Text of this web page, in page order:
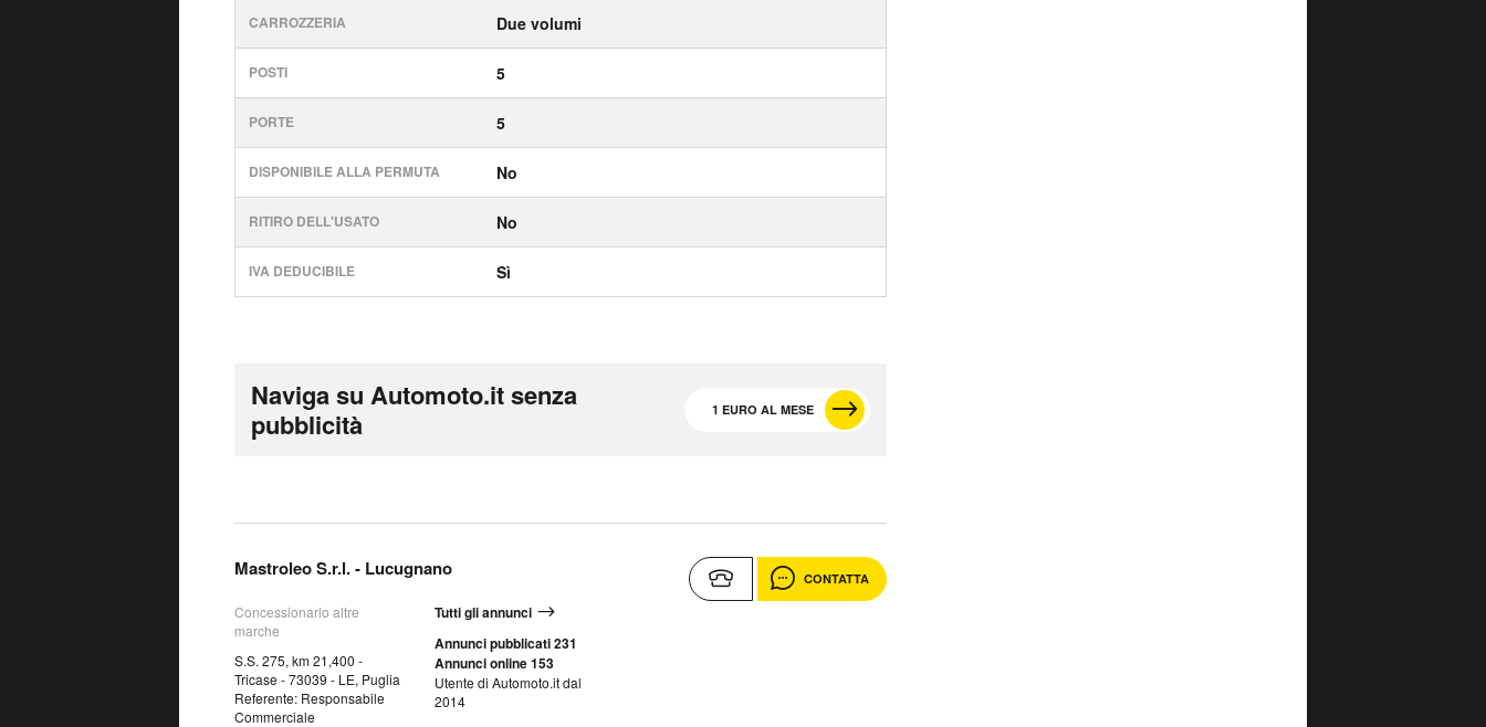
CARROZZERIA Due volumi
POSTI 5
PORTE 5
DISPONIBILE ALLA PERMUTA No
RITIRO DELL'USATO No
IVA DEDUCIBILE Sì
Naviga su Automoto.it senza
pubblicità
1 EURO AL MESE
Mastroleo S.r.l. - Lucugnano
Concessionario altre
marche
S.S. 275, km 21,400 -
Tricase - 73039 - LE, Puglia
Referente: Responsabile
Commerciale
Tutti gli annunci
Annunci pubblicati 231
Annunci online 153
Utente di Automoto.it dal
2014
CONTATTA